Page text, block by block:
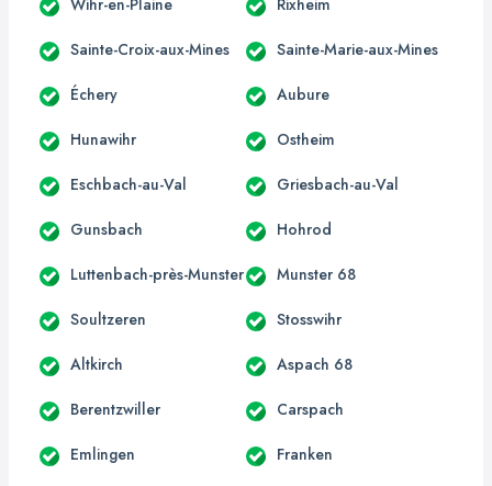
Sainte-Croix-aux-Mines Sainte-Marie-aux-Mines
Échery Aubure
Hunawihr Ostheim
Eschbach-au-Val Griesbach-au-Val
Gunsbach Hohrod
Luttenbach-près-Munster Munster 68
Soultzeren Stosswihr
Altkirch Aspach 68
Berentzwiller Carspach
Emlingen Franken